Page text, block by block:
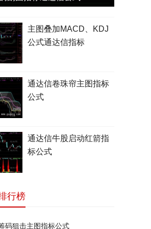
主图叠加MACD、KDJ
公式通达信指标
通达信卷珠帘主图指标
公式
通达信牛股启动红箭指
标公式
行榜
码狙击主图指标公式